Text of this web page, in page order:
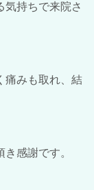
気持ちで来院さ
痛みも取れ、結
感謝です。